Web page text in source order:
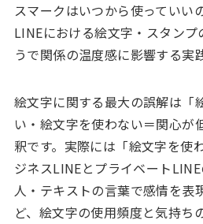
スマークはいつから使ってい
LINEにおける絵文字・スタン
うで関係の温度感に影響する実
絵文字に関する最大の誤解は「
い・絵文字を使わない＝関心が
釈です。実際には「絵文字を使
ジネスLINEとプライベート
人・テキストの言葉で感情を表
ど、絵文字の使用頻度と気持ち